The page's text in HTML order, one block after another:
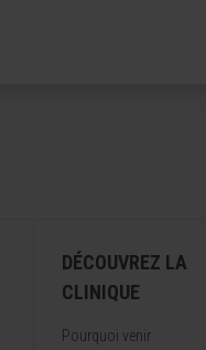
DÉCOUVREZ LA
CLINIQUE
Pourquoi venir